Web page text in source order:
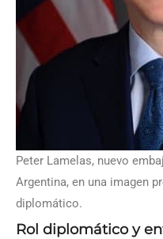
Peter Lamelas, nuevo
Argentina, en una imagen
diplomático.
Rol diplomático y